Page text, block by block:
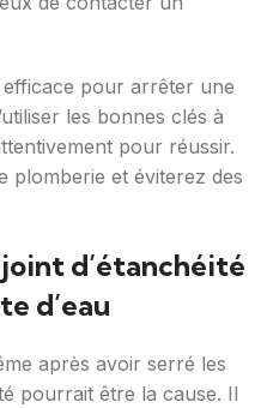
pour arrêter une
les bonnes clés à
pour réussir.
plomberie et éviterez des
d’étanchéité
d’eau
après avoir serré les
pourrait être la cause. Il